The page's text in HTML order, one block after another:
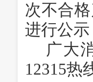
次不合
进行公
广大
12315热